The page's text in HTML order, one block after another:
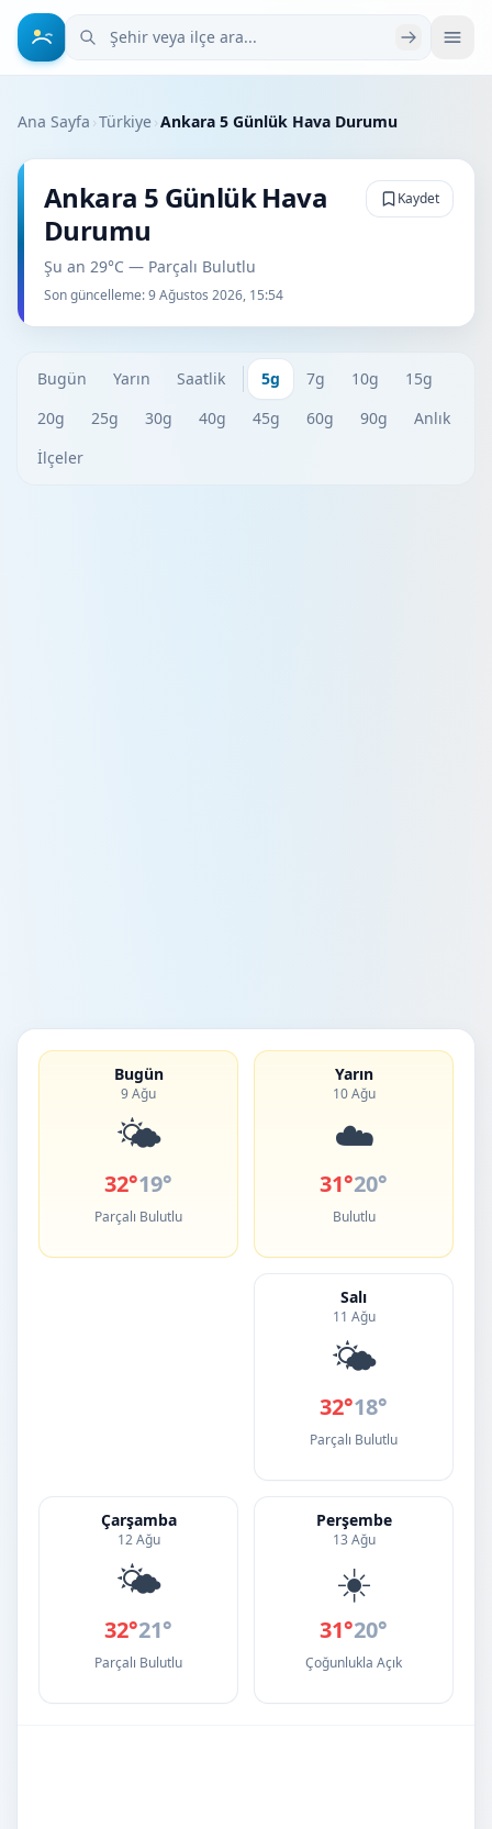
Şehir veya ilçe ara
Ana Sayfa ›Türkiye›Ankara 5 Günlük Hava Durumu
Ankara 5 Günlük Hava
Durumu
Şu an 29°C — Parçalı Bulutlu
Son güncelleme:9 Ağustos 2026, 15:54
Kaydet
Bugün Yarın Saatlik 5g 7g 10g
15g
20g
25g 30g 40g 45g 60g 90g
Anlık
İlçeler
Bugün
9 Ağu
🌤️
32°19°
Parçalı Bulutlu
Yarın
10 Ağu
☁️
31°20°
Bulutlu
Salı
11 Ağu
🌤️
32°18°
Parçalı Bulutlu
Çarşamba
12 Ağu
🌤️
32°21°
Parçalı Bulutlu
Perşembe
13 Ağu
☀️
31°20°
Çoğunlukla Açık